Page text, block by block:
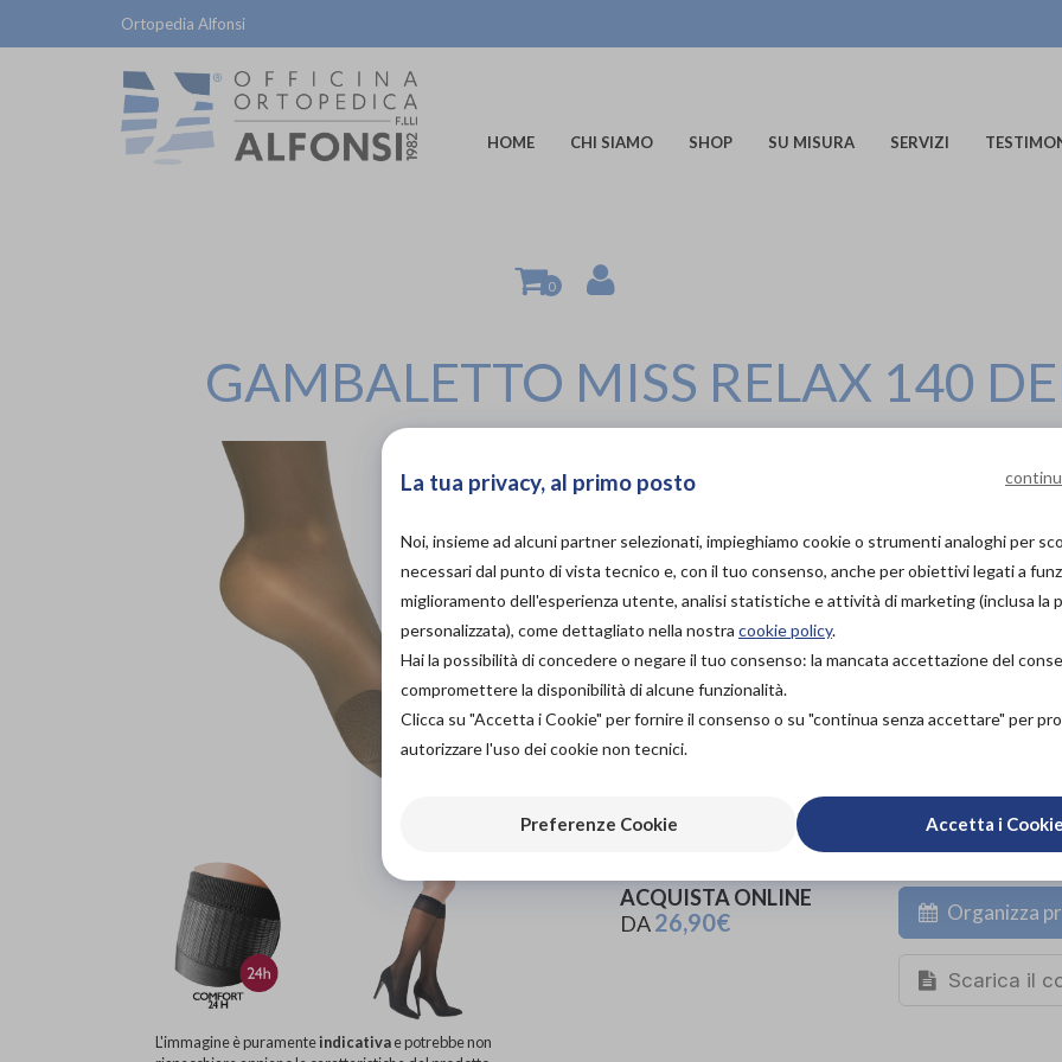
Ortopedia Alfonsi
HOME CHI SIAMO SHOP SU MISURA SERVIZI
0
GAMBALETTO MISS RELAX 140
L'immagine è puramenteindicativae potrebbe non
Codice OTGP:SO6CM20327 | Riferimento produttore:
calze contenitive»A compressione graduata
Gambaletto 140 denari velato, con compressione
Collant realizzati in Italia con materiali certificati
PROVA E ACQUISTA IN
NEGOZIO
DA26,90€
PROVA E NOLEGGIA IN
NEGOZIO
NON DISPONIBILE
ACQUISTA ONLINE
DA26,90€ Organizza
Scarica il
La tua privacy, al primo posto
Noi, insieme ad alcuni partner selezionati, impieghiamo cookie o strumenti analoghi per
necessari dal punto di vista tecnico e, con il tuo consenso, anche per obiettivi legati a
miglioramento dell'esperienza utente, analisi statistiche e attività di marketing (inclusa la
personalizzata), come dettagliato nella nostra cookie policy.
Hai la possibilità di concedere o negare il tuo consenso: la mancata accettazione del
compromettere la disponibilità di alcune funzionalità.
Clicca su "Accetta i Cookie" per fornire il consenso o su "continua senza accettare" per
autorizzare l'uso dei cookie non tecnici.
Preferenze Cookie Accetta i Cookie